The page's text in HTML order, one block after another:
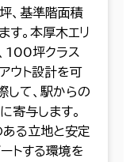
、基準階面積
。本厚木エリ
100坪クラス
ウト設計を可
して、駅からの
寄与します。
ある立地と安定
トする環境を